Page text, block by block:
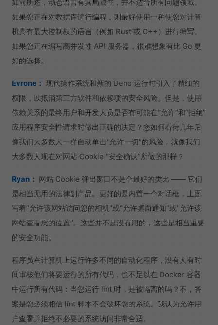
如前所述，动态语言有其局限性，并不适合所有问题领域。
如果您正在对数据库进行编程，则最好使用一种使您对计算
机具有最大控制权的语言（例如 Rust 或 C++）进行编写。
如果您正在编写高并发性 API 服务器，很难想象有比 Go 更
好的选择。
Evrone： 现代操作系统和新的 Deno 运行时引入了精细的
权限，以抵消第三方软件和依赖项的安全风险。但是，使用
依赖关系的最终用户和开发人员是否有可能在“允许”和“拒绝”
应用程序安全性请求时做出正确的决定？您如何看待几年后
像我们大多数人一样自动单击“允许一切”的风险，就像我们
大多数人现在对网站 Cookie “安全确认”所做的那样？
Ryan： 网站 Cookie 弹出窗口不是个最好的类比 —— 它们
是相当无用的法律副产品。更好的是内置一个对话框，上面
写着“允许该网站访问您的相机”或“允许桌面通知”或“允许该
网站查看您的位置”。这些并不是没有用的，这些是相当重要
的安全功能。
程序员在计算机上运行许多不同的自动化程序，没有人有时
间审核他们将要运行的所有代码，也不足以在 Docker 容器
中运行所有代码：当您运行 lint 时，是被隔离的吗？不，答
案是您必须相信 lint 脚本不会破坏您的系统。我认为允许用
户查看并拒绝不必要的系统访问非常合适。